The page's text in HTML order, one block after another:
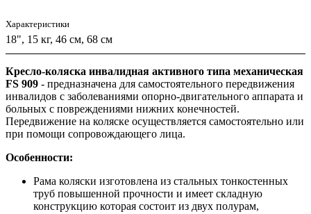
Характеристики
18", 15 кг, 46 см, 68 см
Кресло-коляска инвалидная активного типа механическая
FS 909 - предназначена для самостоятельного передвижения
инвалидов с заболеваниями опорно-двигательного аппарата и
больных с повреждениями нижних конечностей.
Передвижение на коляске осуществляется самостоятельно или
при помощи сопровождающего лица.
Особенности:
Рама коляски изготовлена из стальных тонкостенных
труб повышенной прочности и имеет складную
конструкцию которая состоит из двух полурам,